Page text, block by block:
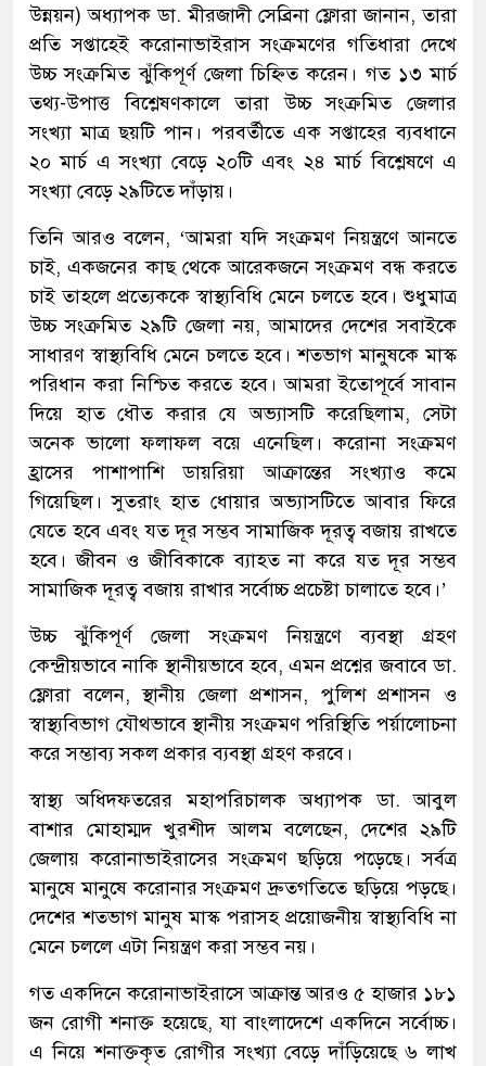
উন্নয়ন) অধ্যাপক ডা. মীরজাদী সেব্রিনা ফ্লোরা জানান, তারা
প্রতি সপ্তাহেই করোনাভাইরাস সংক্রমণের গতিধারা দেখে
উচ্চ সংক্রমিত ঝুঁকিপূর্ণ জেলা চিহ্নিত করেন। গত ১৩ মার্চ
তথ্য-উপাত্ত বিশ্লেষণকালে তারা উচ্চ সংক্রমিত জেলার
সংখ্যা মাত্র ছয়টি পান। পরবর্তীতে এক সপ্তাহের ব্যবধানে
২০ মার্চ এ সংখ্যা বেড়ে ২০টি এবং ২৪ মার্চ বিশ্লেষণে এ
সংখ্যা বেড়ে ২৯টিতে দাঁড়ায়।
তিনি আরও বলেন, ‌‘আমরা যদি সংক্রমণ নিয়ন্ত্রণে আনতে
চাই, একজনের কাছ থেকে আরেকজনে সংক্রমণ বন্ধ করতে
চাই তাহলে প্রত্যেককে স্বাস্থ্যবিধি মেনে চলতে হবে। শুধুমাত্র
উচ্চ সংক্রমিত ২৯টি জেলা নয়, আমাদের দেশের সবাইকে
সাধারণ স্বাস্থ্যবিধি মেনে চলতে হবে। শতভাগ মানুষকে মাস্ক
পরিধান করা নিশ্চিত করতে হবে। আমরা ইতোপূর্বে সাবান
দিয়ে হাত ধৌত করার যে অভ্যাসটি করেছিলাম, সেটা
অনেক ভালো ফলাফল বয়ে এনেছিল। করোনা সংক্রমণ
হ্রাসের পাশাপাশি ডায়রিয়া আক্রান্তের সংখ্যাও কমে
গিয়েছিল। সুতরাং হাত ধোয়ার অভ্যাসটিতে আবার ফিরে
যেতে হবে এবং যত দূর সম্ভব সামাজিক দূরত্ব বজায় রাখতে
হবে। জীবন ও জীবিকাকে ব্যাহত না করে যত দূর সম্ভব
সামাজিক দূরত্ব বজায় রাখার সর্বোচ্চ প্রচেষ্টা চালাতে হবে।’
উচ্চ ঝুঁকিপূর্ণ জেলা সংক্রমণ নিয়ন্ত্রণে ব্যবস্থা গ্রহণ
কেন্দ্রীয়ভাবে নাকি স্থানীয়ভাবে হবে, এমন প্রশ্নের জবাবে ডা.
ফ্লোরা বলেন, স্থানীয় জেলা প্রশাসন, পুলিশ প্রশাসন ও
স্বাস্থ্যবিভাগ যৌথভাবে স্থানীয় সংক্রমণ পরিস্থিতি পর্য়ালোচনা
করে সম্ভাব্য সকল প্রকার ব্যবস্থা গ্রহণ করবে।
স্বাস্থ্য অধিদফতরের মহাপরিচালক অধ্যাপক ডা. আবুল
বাশার মোহাম্মদ খুরশীদ আলম বলেছেন, দেশের ২৯টি
জেলায় করোনাভাইরাসের সংক্রমণ ছড়িয়ে পড়েছে। সর্বত্র
মানুষে মানুষে করোনার সংক্রমণ দ্রুতগতিতে ছড়িয়ে পড়ছে।
দেশের শতভাগ মানুষ মাস্ক পরাসহ প্রয়োজনীয় স্বাস্থ্যবিধি না
মেনে চললে এটা নিয়ন্ত্রণ করা সম্ভব নয়।
গত একদিনে করোনাভাইরাসে আক্রান্ত আরও ৫ হাজার ১৮১
জন রোগী শনাক্ত হয়েছে, যা বাংলাদেশে একদিনে সর্বোচ্চ।
এ নিয়ে শনাক্তকৃত রোগীর সংখ্যা বেড়ে দাঁড়িয়েছে ৬ লাখ